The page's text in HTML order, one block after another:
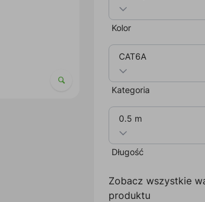
Kolor
CAT6A
Kategoria
0.5 m
Długość
Zobacz wszystkie
produktu